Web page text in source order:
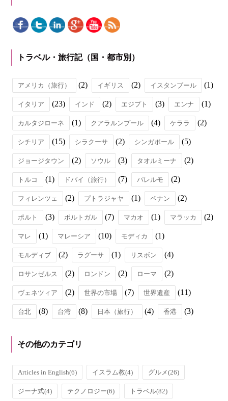
トラベル・旅行記（国・都市別）
アメリカ（旅行） (2) イギリス (2) イスタンブール (1)
イタリア (23) インド (2) エジプト (3) エンナ (1)
カルタジローネ (1) クアラルンプール (4) ケララ (2)
シチリア (15) シラクーサ (2) シンガポール (5)
ジョージタウン (2) ソウル (3) タオルミーナ (2)
トルコ (1) ドバイ（旅行） (7) パレルモ (2)
フィレンツェ (2) プトラジャヤ (1) ペナン (2)
ポルト (3) ポルトガル (7) マカオ (1) マラッカ (2)
マレ (1) マレーシア (10) モディカ (1)
モルディブ (2) ラグーサ (1) リスボン (4)
ロサンゼルス (2) ロンドン (2) ローマ (2)
ヴェネツィア (2) 世界の市場 (7) 世界遺産 (11)
台北 (8) 台湾 (8) 日本（旅行） (4) 香港 (3)
その他のカテゴリ
Articles in English(6) イスラム教(4) グルメ(26)
ジーナ式(4) テクノロジー(6) トラベル(82)